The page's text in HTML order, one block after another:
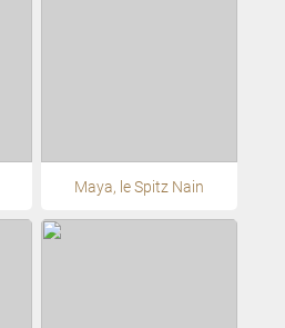
Maya, le Spitz Nain